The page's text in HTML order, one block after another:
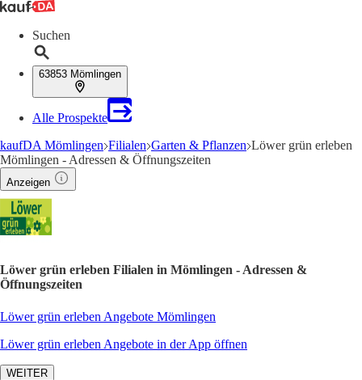
Suchen
63853 Mömlingen
Alle Prospekte
kaufDA Mömlingen Filialen Garten & Pflanzen Löwer grün erleben
Mömlingen - Adressen & Öffnungszeiten
Anzeigen
Löwer grün erleben Filialen in Mömlingen - Adressen &
Öffnungszeiten
Löwer grün erleben Angebote Mömlingen
Löwer grün erleben Angebote in der App öffnen
WEITER